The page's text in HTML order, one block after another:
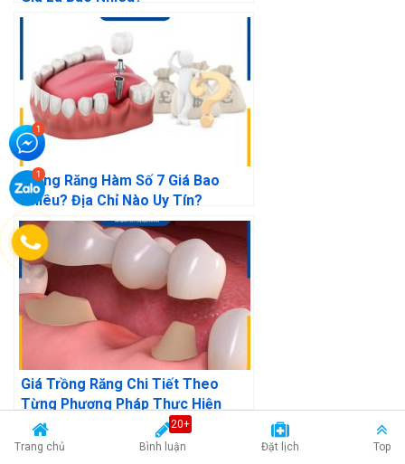
Trồng Răng Hàm Số 7 Giá Bao
Nhiêu? Địa Chỉ Nào Uy Tín?
Giá Trồng Răng Chi Tiết Theo
Từng Phương Pháp Thực Hiện
Cập nhật lúc 13:39 - 26/03/2025
Trang chủ Bình luận
20+
Đặt lịch
Top